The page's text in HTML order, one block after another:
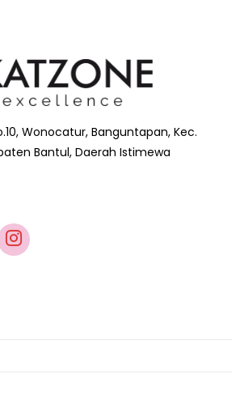
Wonocatur, Banguntapan, Kec.
Bantul, Daerah Istimewa